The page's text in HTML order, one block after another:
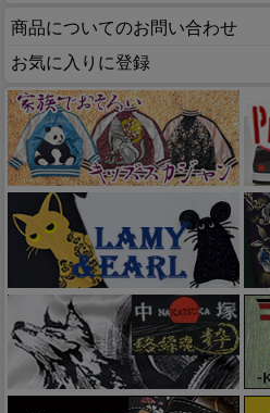
商品についてのお問い合わせ
お気に入りに登録